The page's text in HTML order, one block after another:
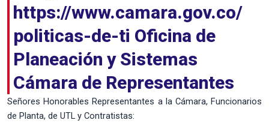
https://www.camara.gov.co/
politicas-de-ti Oficina de
Planeación y Sistemas
Cámara de Representantes
Señores Honorables Representantes a la Cámara, Funcionarios
de Planta, de UTL y Contratistas: